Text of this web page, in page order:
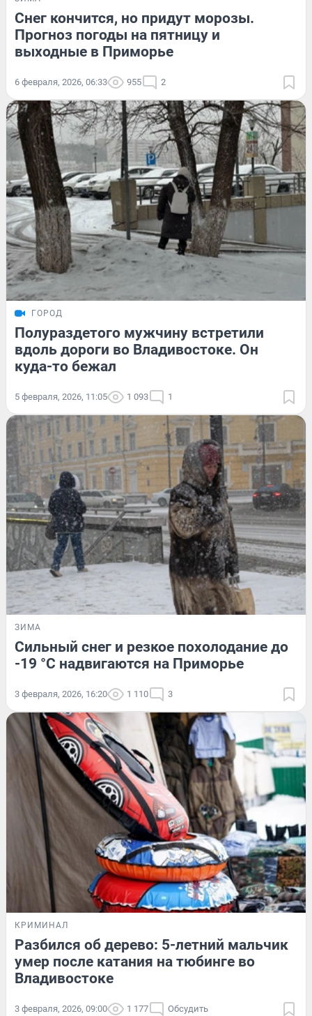
Снег кончится, но придут морозы.
Прогноз погоды на пятницу и
выходные в Приморье
6 февраля, 2026, 06:33 955 2
ГОРОД
Полураздетого мужчину встретили
вдоль дороги во Владивостоке. Он
куда-то бежал
5 февраля, 2026, 11:05 1 093 1
ЗИМА
Сильный снег и резкое похолодание до
-19 °C надвигаются на Приморье
3 февраля, 2026, 16:20 1 110 3
КРИМИНАЛ
Разбился об дерево: 5-летний мальчик
умер после катания на тюбинге во
Владивостоке
3 февраля, 2026, 09:00 1 177 Обсудить